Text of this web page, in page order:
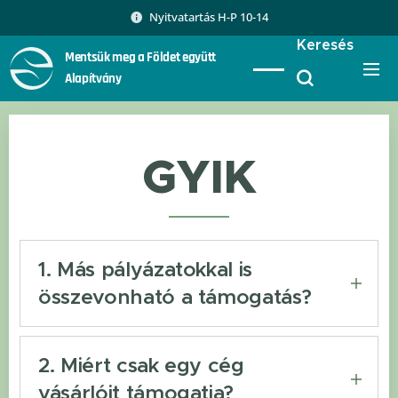
Nyitvatartás H-P 10-14
Mentsük meg a Földet együtt
Alapítvány
Keresés
GYIK
1. Más pályázatokkal is
összevonható a támogatás?
Igen. A Mentsük meg a Földet együtt
Alapítvány, a napelem, napelem
energiatárolóval, napelem
2. Miért csak egy cég